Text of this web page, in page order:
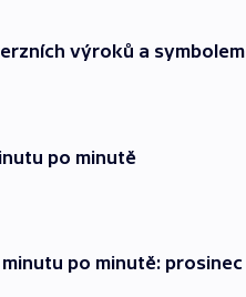
výroků a symbolem
po minutě
po minutě: prosinec